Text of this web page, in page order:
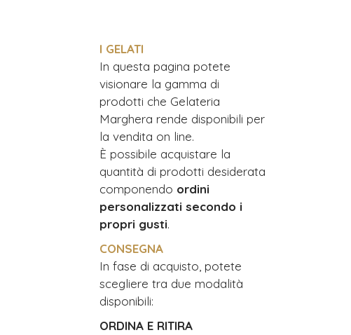
I GELATI
In questa pagina potete
visionare la gamma di
prodotti che Gelateria
Marghera rende disponibili per
la vendita on line.
È possibile acquistare la
quantità di prodotti desiderata
componendo ordini
personalizzati secondo i
propri gusti.
CONSEGNA
In fase di acquisto, potete
scegliere tra due modalità
disponibili:
ORDINA E RITIRA